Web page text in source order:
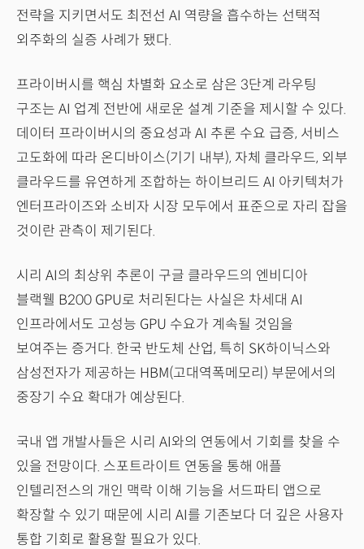
전략을 지키면서도 최전선 AI 역량을 흡수하는 선택적
외주화의 실증 사례가 됐다.
프라이버시를 핵심 차별화 요소로 삼은 3단계 라우팅
구조는 AI 업계 전반에 새로운 설계 기준을 제시할 수 있다.
데이터 프라이버시의 중요성과 AI 추론 수요 급증, 서비스
고도화에 따라 온디바이스(기기 내부), 자체 클라우드, 외부
클라우드를 유연하게 조합하는 하이브리드 AI 아키텍처가
엔터프라이즈와 소비자 시장 모두에서 표준으로 자리 잡을
것이란 관측이 제기된다.
시리 AI의 최상위 추론이 구글 클라우드의 엔비디아
블랙웰 B200 GPU로 처리된다는 사실은 차세대 AI
인프라에서도 고성능 GPU 수요가 계속될 것임을
보여주는 증거다. 한국 반도체 산업, 특히 SK하이닉스와
삼성전자가 제공하는 HBM(고대역폭메모리) 부문에서의
중장기 수요 확대가 예상된다.
국내 앱 개발사들은 시리 AI와의 연동에서 기회를 찾을 수
있을 전망이다. 스포트라이트 연동을 통해 애플
인텔리전스의 개인 맥락 이해 기능을 서드파티 앱으로
확장할 수 있기 때문에 시리 AI를 기존보다 더 깊은 사용자
통합 기회로 활용할 필요가 있다.